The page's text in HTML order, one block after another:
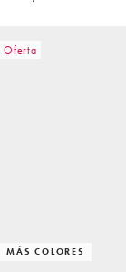
Oferta
MÁS COLORES